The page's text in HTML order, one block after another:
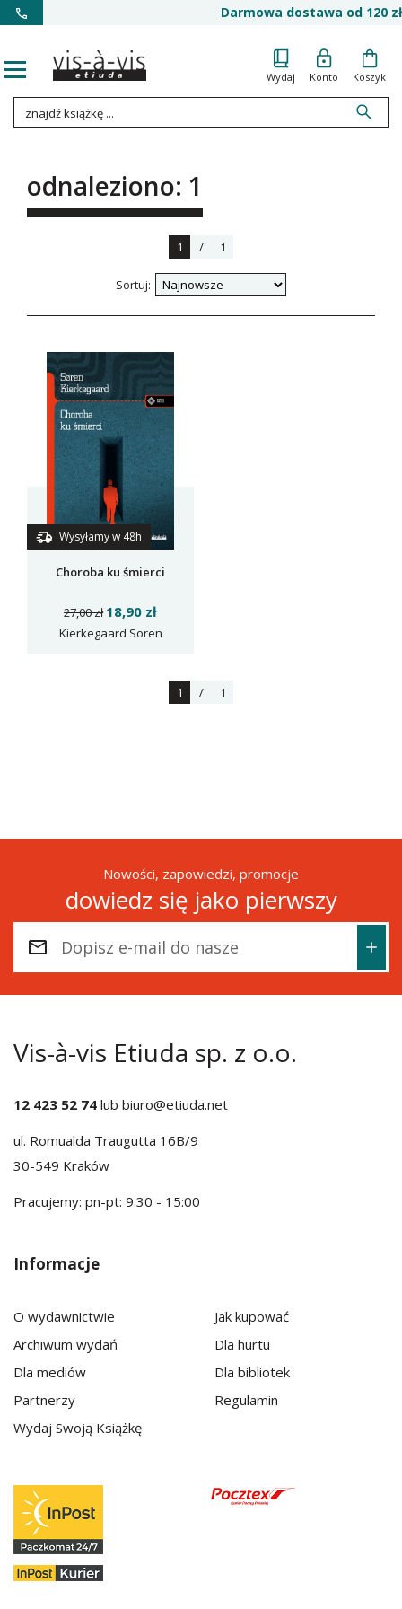
Darmowa dostawa od 120 zł
Wydaj Konto Koszyk
odnaleziono: 1
1 / 1
Sortuj:
Wysyłamy w 48h
Choroba ku śmierci
27,00 zł 18,90 zł
Kierkegaard Soren
1 / 1
Nowości, zapowiedzi, promocje
dowiedz się jako pierwszy
Vis-à-vis Etiuda sp. z o.o.
12 423 52 74 lub biuro@etiuda.net
ul. Romualda Traugutta 16B/9
30-549 Kraków
Pracujemy: pn-pt: 9:30 - 15:00
Informacje
O wydawnictwie
Archiwum wydań
Dla mediów
Partnerzy
Wydaj Swoją Książkę
Jak kupować
Dla hurtu
Dla bibliotek
Regulamin